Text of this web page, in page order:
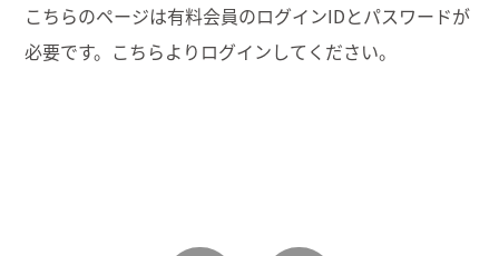
こちらのページは有料会員のログインIDとパスワードが
必要です。こちらより ログインしてください。